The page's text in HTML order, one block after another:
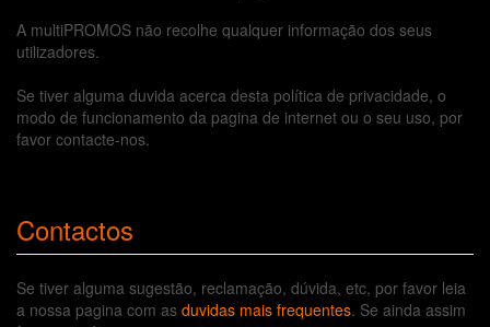
A multiPROMOS não recolhe qualquer informação dos seus
utilizadores.
Se tiver alguma duvida acerca desta política de privacidade, o
modo de funcionamento da pagina de internet ou o seu uso, por
favor contacte-nos.
Contactos
Se tiver alguma sugestão, reclamação, dúvida, etc, por favor leia
a nossa pagina com as duvidas mais frequentes. Se ainda assim